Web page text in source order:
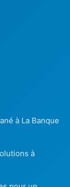
à La Banque
à